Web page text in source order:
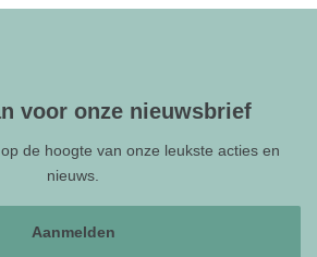
voor onze nieuwsbrief
de hoogte van onze leukste acties en
nieuws.
Aanmelden